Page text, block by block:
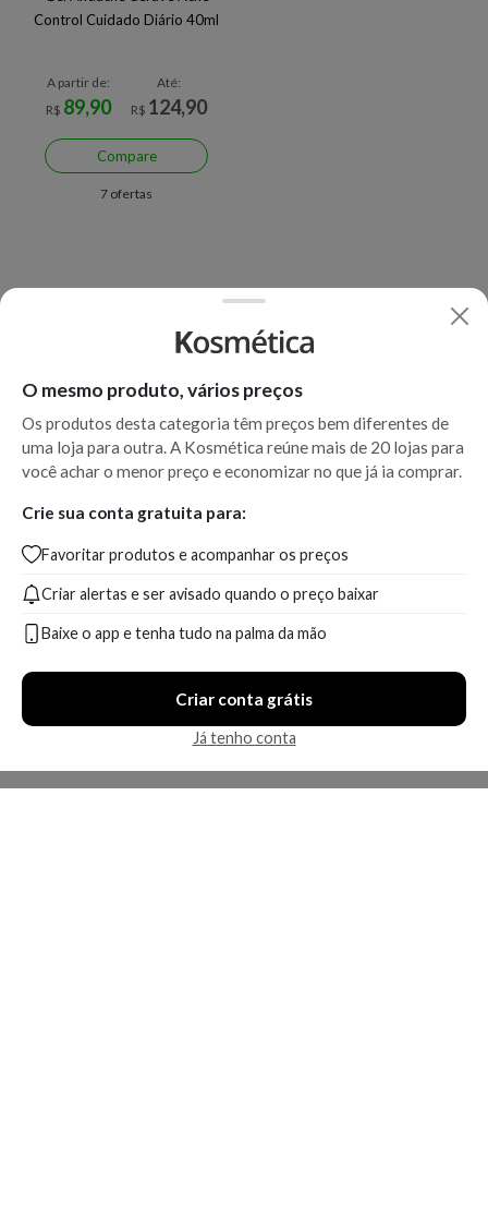
Control Cuidado Diário 40ml
A partir de:
R$ 89,90
Até:
R$ 124,90
Compare
7 ofertas
O mesmo produto, vários preços
Os produtos desta categoria têm preços bem diferentes de
uma loja para outra. A Kosmética reúne mais de 20 lojas para
você achar o menor preço e economizar no que já ia comprar.
Crie sua conta gratuita para:
Favoritar produtos e acompanhar os preços
Criar alertas e ser avisado quando o preço baixar
Baixe o app e tenha tudo na palma da mão
Criar conta grátis
Já tenho conta